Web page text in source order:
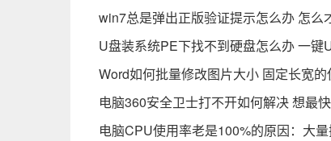
win7总是弹出正版验证提示怎么办 怎么
U盘装系统PE下找不到硬盘怎么办 一
Word如何批量修改图片大小 固定长宽
电脑360安全卫士打不开如何解决 想最
电脑CPU使用率老是100%的原因：大